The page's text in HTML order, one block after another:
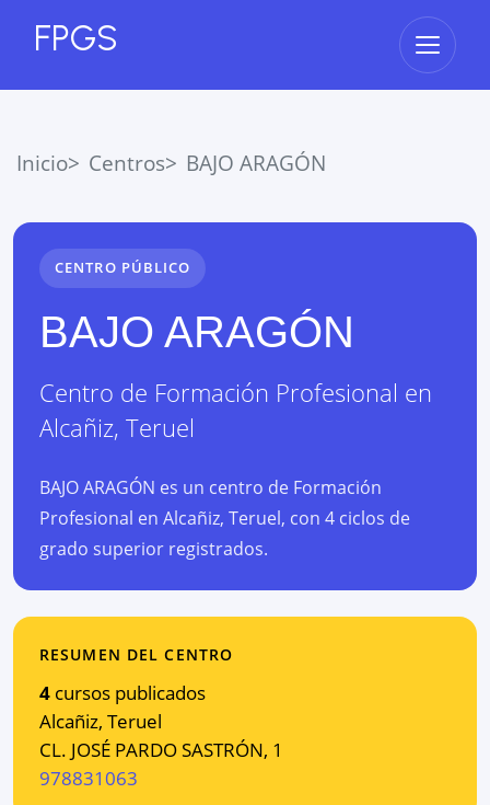
FPGS Abrir
Inicio Centros BAJO ARAGÓN
CENTRO PÚBLICO
BAJO ARAGÓN
Centro de Formación Profesional en
Alcañiz, Teruel
BAJO ARAGÓN es un centro de Formación
Profesional en Alcañiz, Teruel, con 4 ciclos de
grado superior registrados.
RESUMEN DEL CENTRO
4 cursos publicados
Alcañiz, Teruel
CL. JOSÉ PARDO SASTRÓN, 1
978831063